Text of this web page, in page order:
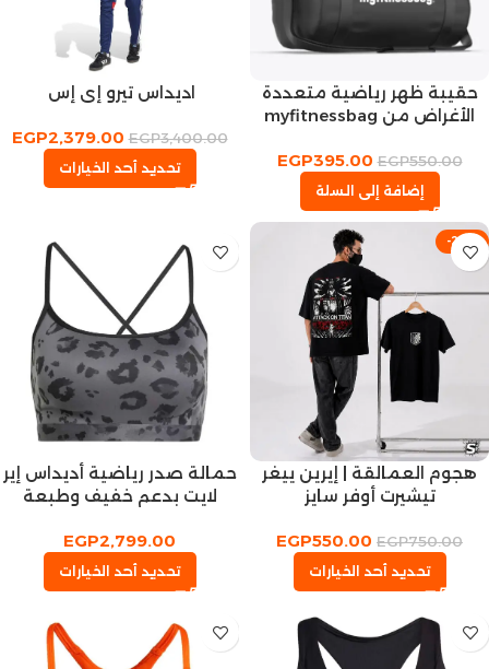
حقيبة ظهر رياضية متعددة
الأغراض من myfitnessbag
EGP550.00
EGP395.00
إضافة إلى السلة
اديداس تيرو إي إس
EGP3,400.00
EGP2,379.00
تحديد أحد الخيارات
-27%
هجوم العمالقة | إيرين ييغر
تيشيرت أوفر سايز
EGP750.00
EGP550.00
تحديد أحد الخيارات
حمالة صدر رياضية أديداس إير
لايت بدعم خفيف وطبعة
EGP2,799.00
تحديد أحد الخيارات